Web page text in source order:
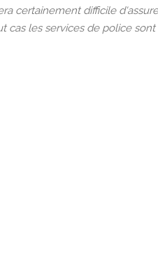
certainement difficile
cas les services de police sont